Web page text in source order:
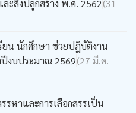
สิ่งปลูกสร้าง พ.ศ. 2562(31
ยน นักศึกษา ช่วยปฎิบัติงาน
ปีงบประมาณ 2569(27 มี.ค.
รหาและการเลือกสรรเป็น